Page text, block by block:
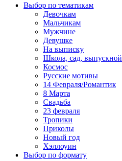
Выбор по тематикам
Девочкам
Мальчикам
Мужчине
Девушке
На выписку
Школа, сад, выпускной
Космос
Русские мотивы
14 Февраля/Романтик
8 Марта
Свадьба
23 февраля
Тропики
Приколы
Новый год
Хэллоуин
Выбор по формату